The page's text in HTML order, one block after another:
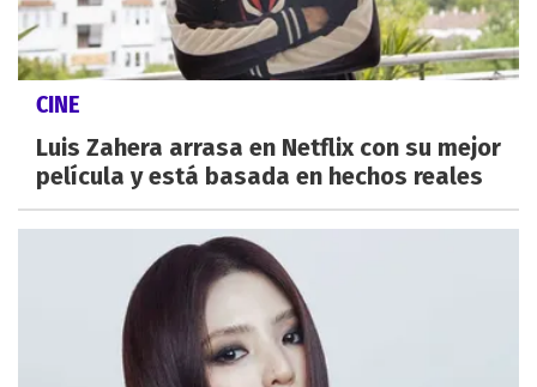
CINE
Luis Zahera arrasa en Netflix con su mejor
película y está basada en hechos reales